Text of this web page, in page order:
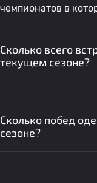
чемпионатов в
Сколько всего
текущем сезоне?
Сколько побед
сезоне?